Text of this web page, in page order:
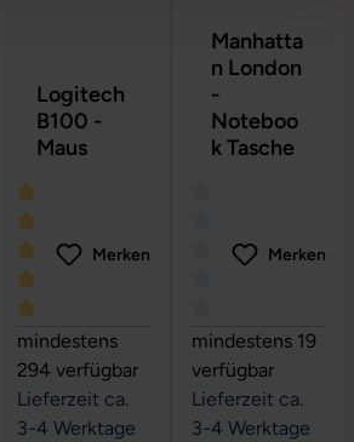
von 4 von 5 Sternen
Logitech
B100 -
Maus
Durchschnittliche Bewertung von 5
Merken
mindestens
294 verfügbar
Lieferzeit ca.
3-4 Werktage
Manhatta
n London
-
Noteboo
k Tasche
Durchschnittliche
Merken
mindestens 19
verfügbar
Lieferzeit ca.
3-4 Werktage